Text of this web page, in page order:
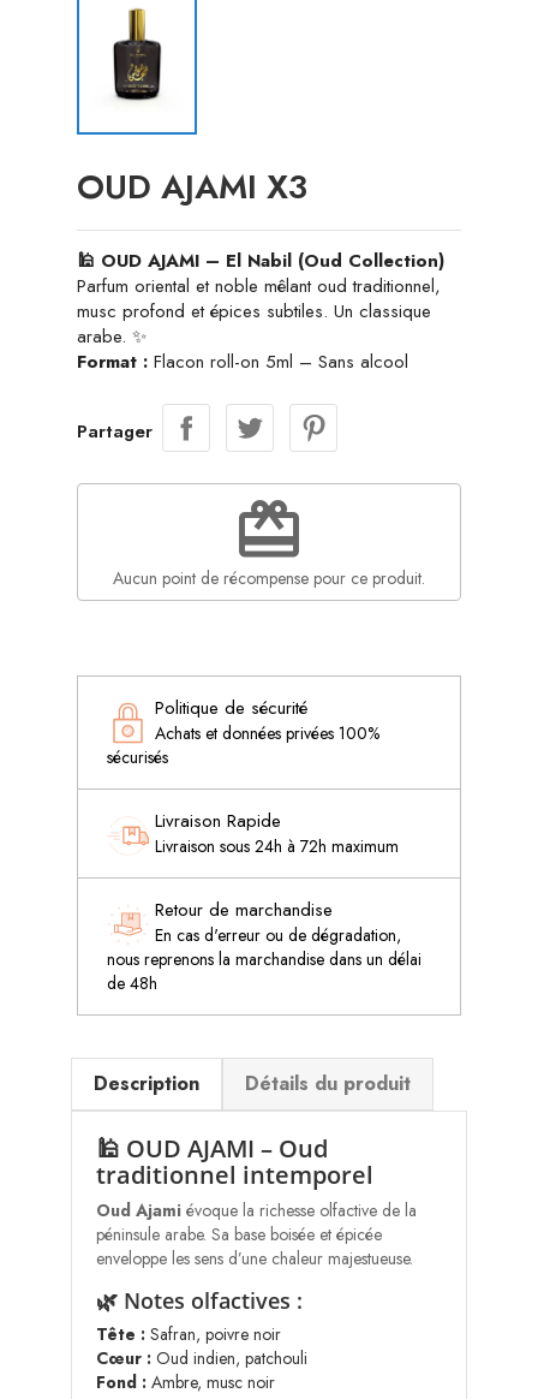
OUD AJAMI X3
🕌 OUD AJAMI – El Nabil (Oud Collection)
Parfum oriental et noble mêlant oud traditionnel,
musc profond et épices subtiles. Un classique
arabe. ✨
Format : Flacon roll-on 5ml – Sans alcool
Partager
redeem
Aucun point de récompense pour ce produit.
Politique de sécurité
Achats et données privées 100%
sécurisés
Livraison Rapide
Livraison sous 24h à 72h maximum
Retour de marchandise
En cas d'erreur ou de dégradation,
nous reprenons la marchandise dans un délai
de 48h
Description Détails du produit
🕌 OUD AJAMI – Oud
traditionnel intemporel
Oud Ajami évoque la richesse olfactive de la
péninsule arabe. Sa base boisée et épicée
enveloppe les sens d’une chaleur majestueuse.
🌿 Notes olfactives :
Tête : Safran, poivre noir
Cœur : Oud indien, patchouli
Fond : Ambre, musc noir